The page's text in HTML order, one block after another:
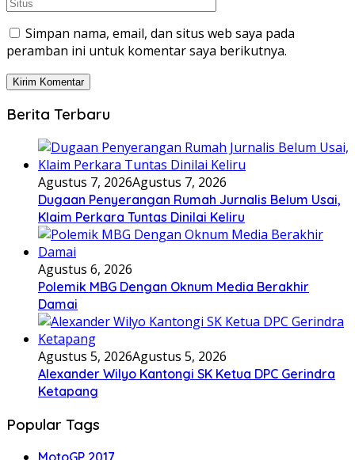
Simpan nama, email, dan situs web saya pada
peramban ini untuk komentar saya berikutnya.
Berita Terbaru
Agustus 7, 2026Agustus 7, 2026
Dugaan Penyerangan Rumah Jurnalis Belum Usai,
Klaim Perkara Tuntas Dinilai Keliru
Agustus 6, 2026
Polemik MBG Dengan Oknum Media Berakhir
Damai
Agustus 5, 2026Agustus 5, 2026
Alexander Wilyo Kantongi SK Ketua DPC Gerindra
Ketapang
Popular Tags